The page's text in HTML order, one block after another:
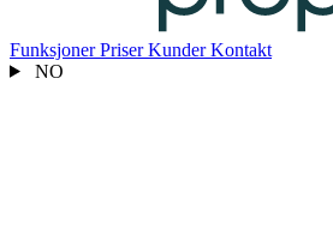
FunksjonerPriserKunderKontakt
NO